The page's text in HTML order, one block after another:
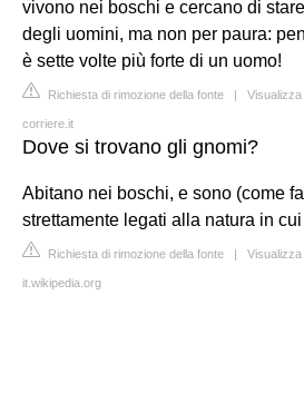
vivono nei boschi e cercano di
degli uomini, ma non per paura:
è sette volte più forte di un uomo!
Richiesta di rimozione della fonte |
corriere.it
Dove si trovano gli gnomi?
Abitano nei boschi, e sono (come
strettamente legati alla natura in
Richiesta di rimozione della fonte |
it.wikipedia.org